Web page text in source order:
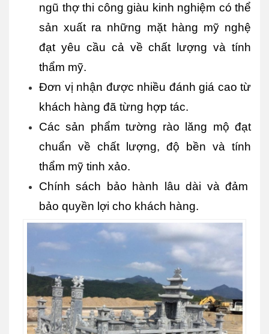
ngũ thợ thi công giàu kinh nghiệm có thể
sản xuất ra những mặt hàng mỹ nghệ
đạt yêu cầu cả về chất lượng và tính
thẩm mỹ.
Đơn vị nhận được nhiều đánh giá cao từ
khách hàng đã từng hợp tác.
Các sản phẩm tường rào lăng mộ đạt
chuẩn về chất lượng, độ bền và tính
thẩm mỹ tinh xảo.
Chính sách bảo hành lâu dài và đảm
bảo quyền lợi cho khách hàng.